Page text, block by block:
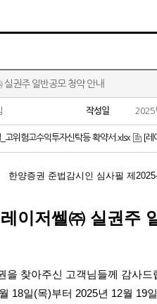
실권주 일반공모 청약 안내
작성일 2025
고위험고수익투자신탁등 확약서.xlsx [레
한양증권 준법감시인 심사필 제
레이저쎌㈜ 실권주
을 찾아주신 고객님들께 감사드
월 18일(목)부터 2025년 12월 19일